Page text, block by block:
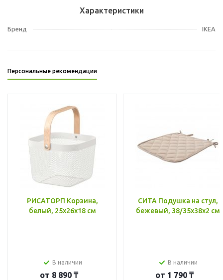
Характеристики
Бренд IKEA
Персональные рекомендации
РИСАТОРП Корзина,
белый, 25x26x18 см
В наличии
от 8 890 ₸
СИТА Подушка на стул,
бежевый, 38/35x38x2 см
В наличии
от 1 790 ₸